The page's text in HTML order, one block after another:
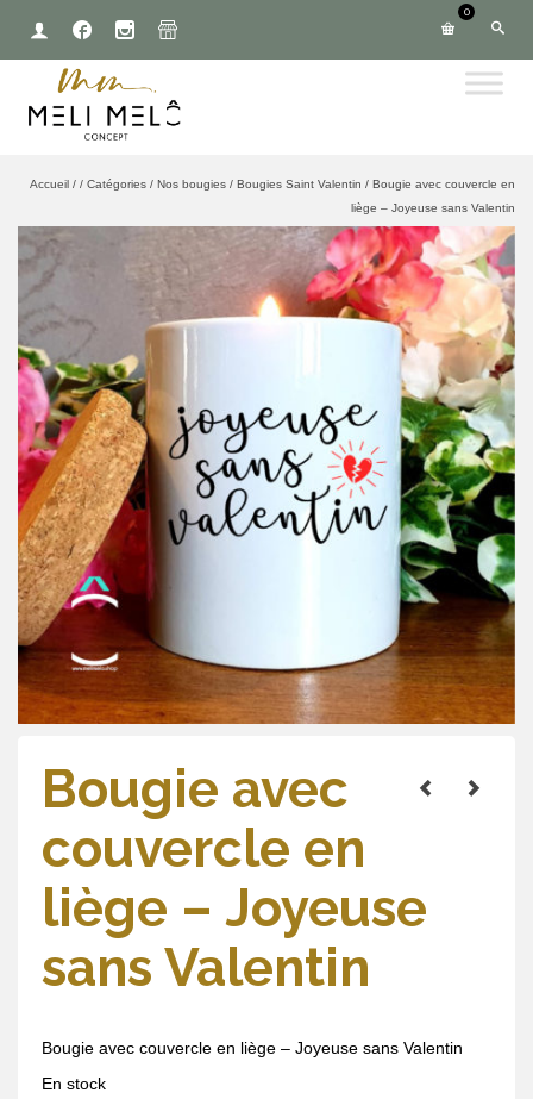
0
Accueil / / Catégories / Nos bougies / Bougies Saint Valentin / Bougie avec couvercle en
liège – Joyeuse sans Valentin
Bougie avec
couvercle en
liège – Joyeuse
sans Valentin
Bougie avec couvercle en liège – Joyeuse sans Valentin
En stock